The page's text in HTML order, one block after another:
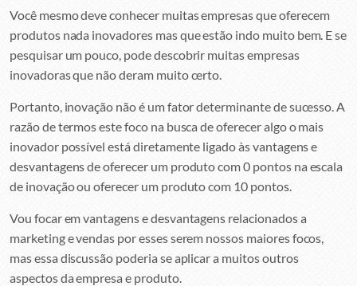
Você mesmo deve conhecer muitas empresas que oferecem
produtos nada inovadores mas que estão indo muito bem. E se
pesquisar um pouco, pode descobrir muitas empresas
inovadoras que não deram muito certo.
Portanto, inovação não é um fator determinante de sucesso. A
razão de termos este foco na busca de oferecer algo o mais
inovador possível está diretamente ligado às vantagens e
desvantagens de oferecer um produto com 0 pontos na escala
de inovação ou oferecer um produto com 10 pontos.
Vou focar em vantagens e desvantagens relacionados a
marketing e vendas por esses serem nossos maiores focos,
mas essa discussão poderia se aplicar a muitos outros
aspectos da empresa e produto.